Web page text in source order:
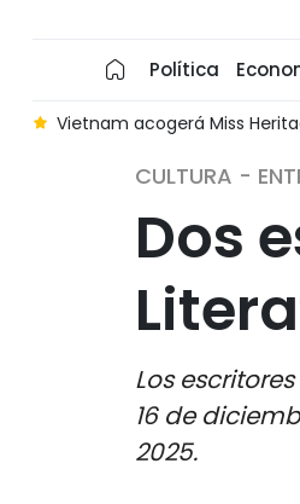
Política
Global 2026, la primera
CULTURA -
Dos
Los
16 de
2025.